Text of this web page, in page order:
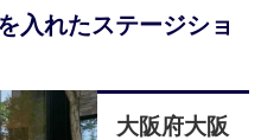
入れたステージショ
大阪府大阪